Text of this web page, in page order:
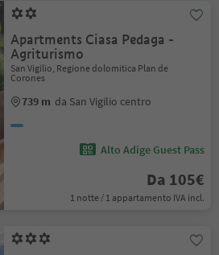
Apartments Ciasa Pedaga -
Agriturismo
San Vigilio, Regione dolomitica Plan de
Corones
739 m da San Vigilio centro
Alto Adige Guest Pass
Da 105€
1 notte / 1 appartamento IVA incl.